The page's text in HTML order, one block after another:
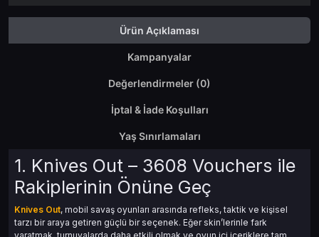
Ürün Açıklaması
Kampanyalar
Değerlendirmeler (0)
İptal & İade Koşulları
Yaş Sınırlamaları
1. Knives Out – 3608 Vouchers ile
Rakiplerinin Önüne Geç
Knives Out, mobil savaş oyunları arasında refleks, taktik ve kişisel
tarzı bir araya getiren güçlü bir seçenek. Eğer skin’lerinle fark